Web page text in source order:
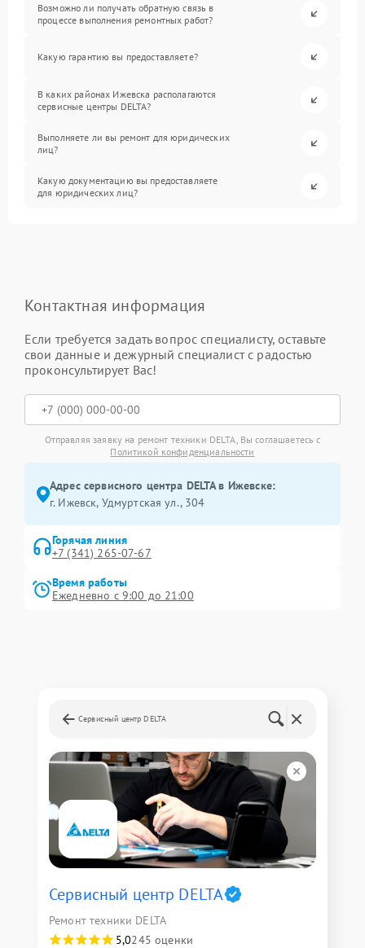
Возможно ли получать обратную связь в
процессе выполнения ремонтных работ?
Какую гарантию вы предоставляете?
В каких районах Ижевска располагаются
сервисные центры DELTA?
Выполняете ли вы ремонт для юридических
лиц?
Какую документацию вы предоставляете
для юридических лиц?
Контактная информация
Если требуется задать вопрос специалисту, оставьте
свои данные и дежурный специалист с радостью
проконсультирует Вас!
Отправляя заявку на ремонт техники DELTA, Вы соглашаетесь с
Политикой конфиденциальности
Адрес сервисного центра DELTA в Ижевске:
г. Ижевск, Удмуртская ул., 304
Горячая линия
+7 (341) 265-07-67
Время работы
Ежедневно с 9:00 до 21:00
Сервисный центр DELTA
Сервисный центр DELTA
Ремонт техники DELTA
5,0245 оценки